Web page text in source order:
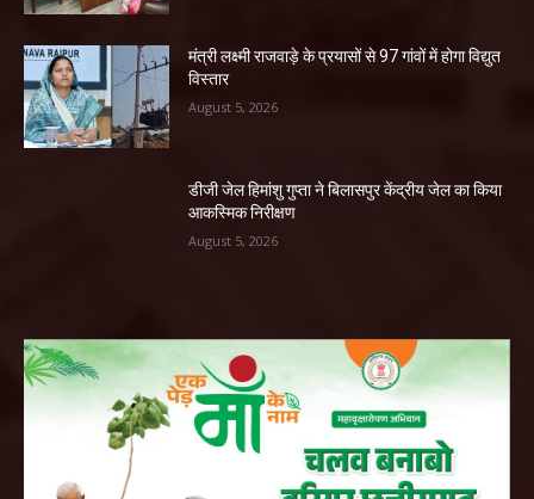
मंत्री लक्ष्मी राजवाड़े के प्रयासों से 97 गांवों में होगा विद्युत
विस्तार
August 5, 2026
डीजी जेल हिमांशु गुप्ता ने बिलासपुर केंद्रीय जेल का किया
आकस्मिक निरीक्षण
August 5, 2026